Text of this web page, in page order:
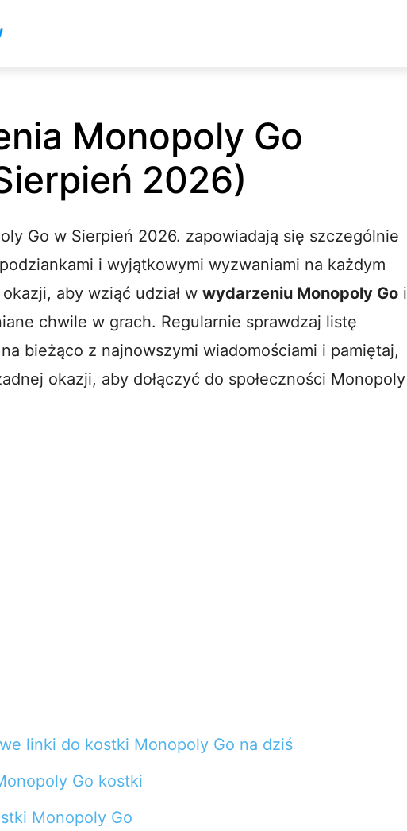
Monopoly Go
2026)
Go w Sierpień 2026. zapowiadają się szczególnie
i wyjątkowymi wyzwaniami na każdym
aby wziąć udział w wydarzeniu Monopoly Go i
chwile w grach. Regularnie sprawdzaj listę
bieżąco z najnowszymi wiadomościami i pamiętaj,
okazji, aby dołączyć do społeczności Monopoly
linki do kostki Monopoly Go na dziś
Go kostki
Monopoly Go